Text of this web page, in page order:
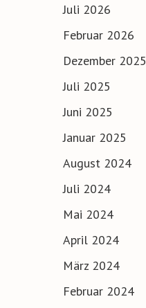
Juli 2026
Februar 2026
Dezember 2025
Juli 2025
Juni 2025
Januar 2025
August 2024
Juli 2024
Mai 2024
April 2024
März 2024
Februar 2024